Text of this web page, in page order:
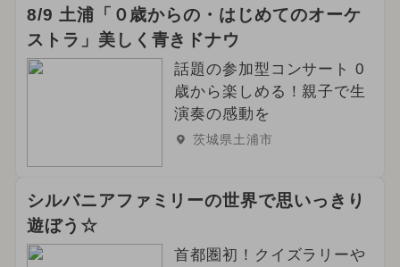
8/9 土浦「０歳からの・はじめてのオーケ
ストラ」美しく青きドナウ
話題の参加型コンサート 0
歳から楽しめる！親子で生
演奏の感動を
茨城県土浦市
シルバニアファミリーの世界で思いっきり
遊ぼう☆
首都圏初！クイズラリーや